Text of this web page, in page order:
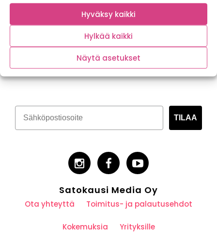
Hyväksy kaikki
Hylkää kaikki
Näytä asetukset
Tilaa kasvispitoinen uutiskirje
TILAA
Satokausi Media Oy
Ota yhteyttä Toimitus- ja palautusehdot
Kokemuksia Yrityksille